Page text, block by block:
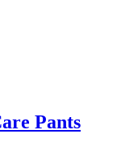
Pants